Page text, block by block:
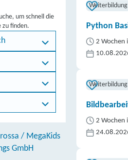
um schnell die
zu finden.
/ MegaKids
GmbH
Weiterbildung
Python
2 Wochen
Weiterbildung
2 Wochen